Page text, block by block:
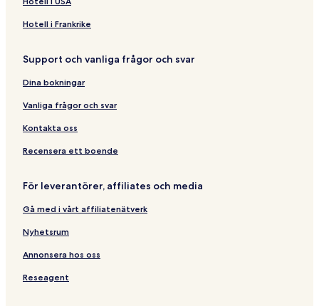
H
o
l
i
t
ô
t
a
d
r
e
s
a
a
t
i
t
ln
e
a
Hotell i Frankrike
Support och vanliga frågor och svar
Dina bokningar
Vanliga frågor och svar
Kontakta oss
Recensera ett boende
För leverantörer, affiliates och media
Gå med i vårt affiliatenätverk
Nyhetsrum
Annonsera hos oss
Reseagent